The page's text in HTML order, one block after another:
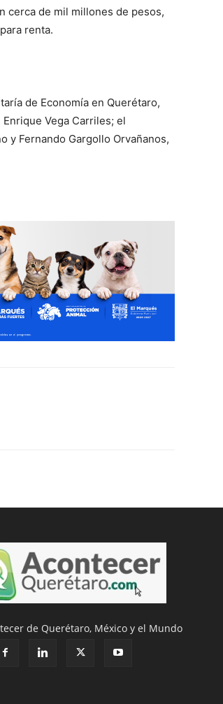
cerca de mil millones de pesos,
renta.
de Economía en Querétaro,
Vega Carriles; el
y Fernando Gargollo Orvañanos,
de Querétaro, México y el Mundo